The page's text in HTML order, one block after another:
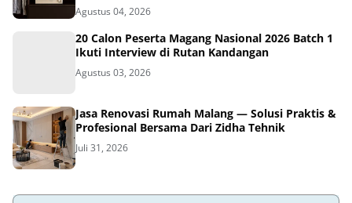
Agustus 04, 2026
20 Calon Peserta Magang Nasional 2026 Batch 1
Ikuti Interview di Rutan Kandangan
Agustus 03, 2026
Jasa Renovasi Rumah Malang — Solusi Praktis &
Profesional Bersama Dari Zidha Tehnik
Juli 31, 2026